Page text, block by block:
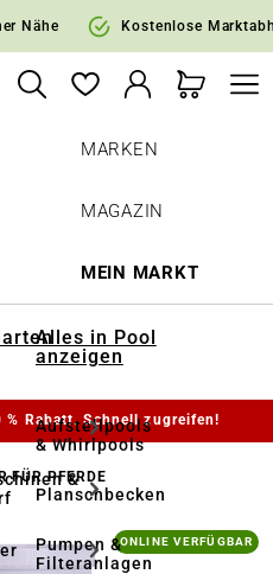
springen
Nähe Kostenlose
MARKEN
MAGAZIN
MEIN MARKT
&
Alles in Pool
anzeigen
Aufstellpools
& Whirlpools
Planschbecken
Pumpen &
Filteranlagen
% Rabatt. Schnell zugreifen!
FÜR PFERDE
ONLINE VERFÜGBAR